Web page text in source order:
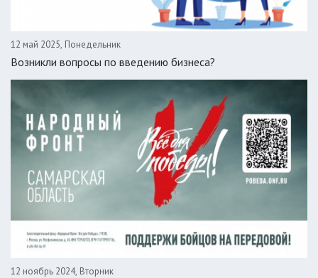
12 май 2025, Понедельник
Возникли вопросы по введению бизнеса?
12 ноябрь 2024, Вторник